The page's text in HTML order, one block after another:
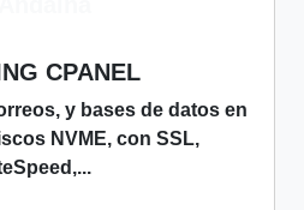
CPANEL
y bases de datos en
NVME, con SSL,